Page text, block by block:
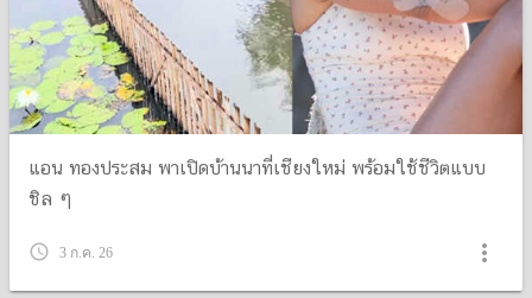
แอน ทองประสม พาเปิดบ้านนาที่เชียงใหม่ พร้อมใช้ชีวิตแบบ
ชิล ๆ
query_builder 3 ก.ค. 26 more_vert